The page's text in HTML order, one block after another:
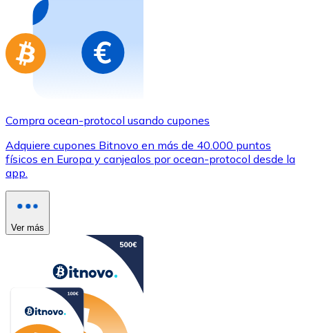
Ir a la tienda de tarjetas regalo
Compra ocean-protocol usando cupones
Adquiere cupones Bitnovo en más de 40.000 puntos
físicos en Europa y canjealos por ocean-protocol desde la
app.
Ver más